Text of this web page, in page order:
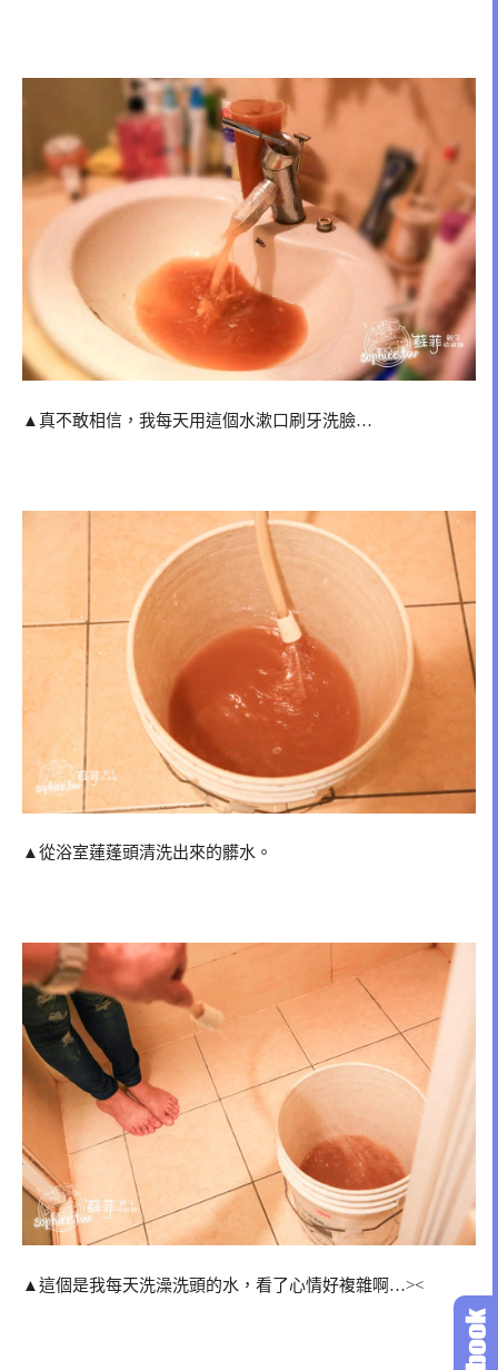
▲真不敢相信，我每天用這個水漱口刷牙洗臉…
▲從浴室蓮蓬頭清洗出來的髒水。
▲這個是我每天洗澡洗頭的水，看了心情好複雜啊…><